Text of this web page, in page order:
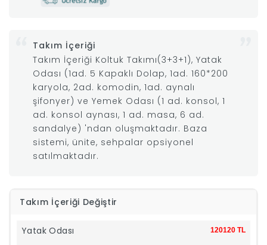
Uykular
Genç
Odası
Takım İçeriği
Takım İçeriği Koltuk Takımı(3+3+1), Yatak
Odası (1ad. 5 Kapaklı Dolap, 1ad. 160*200
karyola, 2ad. komodin, 1ad. aynalı
şifonyer) ve Yemek Odası (1 ad. konsol, 1
ad. konsol aynası, 1 ad. masa, 6 ad.
sandalye) 'ndan oluşmaktadır. Baza
sistemi, ünite, sehpalar opsiyonel
satılmaktadır.
Takım İçeriği Değiştir
Yatak Odası 120120 TL